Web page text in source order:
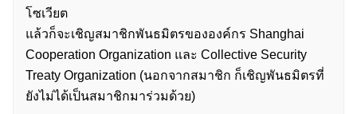
โซเวียต
แล้วก็จะเชิญสมาชิกพันธมิตรขององค์กร Shanghai
Cooperation Organization และ Collective Security
Treaty Organization (นอกจากสมาชิก ก็เชิญพันธมิตรที่
ยังไม่ได้เป็นสมาชิกมาร่วมด้วย)